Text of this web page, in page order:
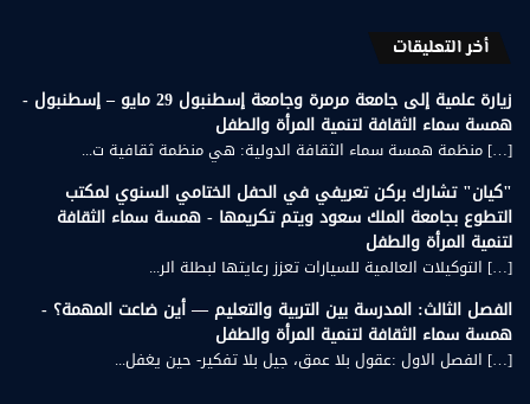
أخر التعليقات
زيارة علمية إلى جامعة مرمرة وجامعة إسطنبول 29 مايو – إسطنبول -
همسة سماء الثقافة لتنمية المرأة والطفل
[…] منظمة همسة سماء الثقافة الدولية: هي منظمة ثقافية ت...
"كيان" تشارك بركن تعريفي في الحفل الختامي السنوي لمكتب
التطوع بجامعة الملك سعود ويتم تكريمها - همسة سماء الثقافة
لتنمية المرأة والطفل
[…] التوكيلات العالمية للسيارات تعزز رعايتها لبطلة الر...
الفصل الثالث: المدرسة بين التربية والتعليم — أين ضاعت المهمة؟ -
همسة سماء الثقافة لتنمية المرأة والطفل
[…] الفصل الاول :عقول بلا عمق، جيل بلا تفكير- حين يغفل...